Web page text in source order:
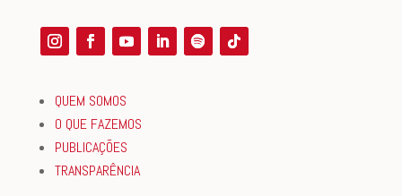
QUEM SOMOS
O QUE FAZEMOS
PUBLICAÇÕES
TRANSPARÊNCIA